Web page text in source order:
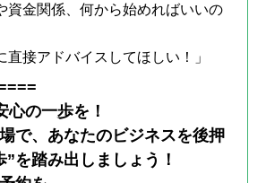
資金関係、何から始めればいいの
直接アドバイスしてほしい！」
心の一歩を！
で、あなたのビジネスを後押
”を踏み出しましょう！